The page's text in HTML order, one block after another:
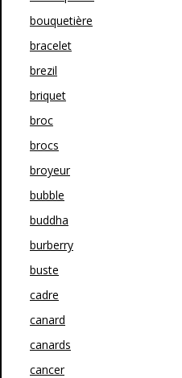
bouquetière
bracelet
brezil
briquet
broc
brocs
broyeur
bubble
buddha
burberry
buste
cadre
canard
canards
cancer